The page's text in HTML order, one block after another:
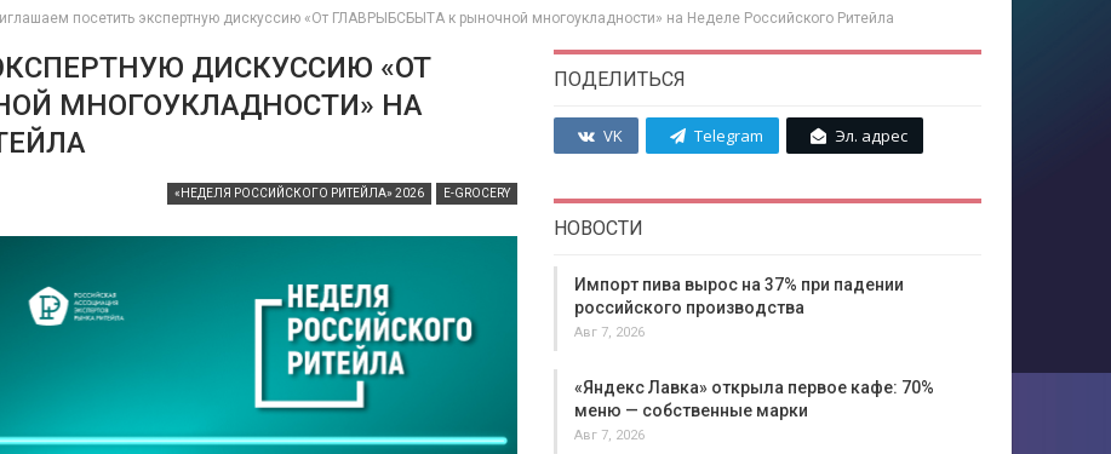
посетить экспертную дискуссию «От ГЛАВРЫБСБЫТА к рыночной многоукладности» на Неделе Российского Ритейла
ДИСКУССИЮ «ОТ
МНОГОУКЛАДНОСТИ» НА
«НЕДЕЛЯ РОССИЙСКОГО РИТЕЙЛА» 2026 E-GROCERY
ПОДЕЛИТЬСЯ
VK Telegram Эл. адрес
НОВОСТИ
Импорт пива вырос на 37% при падении
российского производства
Авг 7, 2026
«Яндекс Лавка» открыла первое кафе: 70%
меню — собственные марки
Авг 7, 2026